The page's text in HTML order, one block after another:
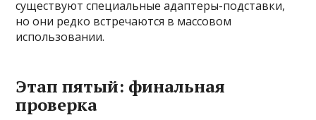
существуют специальные адаптеры-подставки,
но они редко встречаются в массовом
использовании.
Этап пятый: финальная
проверка